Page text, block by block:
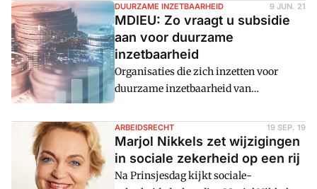
mogelijk. In dit hoofdstuk uit het boek
Een leven lang inzetbaar beschrijven de
auteurs wat werkgevers doen aan
vitaliteitsbeleid, wat hun ervaringen en
resultaten
DUURZAME INZETBAARHEID 9 JUN. 21
MDIEU: Zo vraagt u subsidie
aan voor duurzame
inzetbaarheid
Organisaties die zich inzetten voor
duurzame inzetbaarheid van
werknemers, komen in aanmerking
voor subsidie MDIEU. Deze is bedoeld
voor projecten die erop zijn gericht om
mensen duurzaam aan het werk te
houden tot hun pensioensleeftijd. Zo
ARBEIDSRECHT 19 SEP. 19
Marjol Nikkels zet wijzigingen
in sociale zekerheid op een rij
Na Prinsjesdag kijkt sociale-